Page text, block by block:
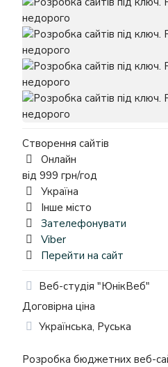
Створення сайтів
Онлайн
від 999 грн/год
Україна
Інше міcто
Зателефонувати
Viber
Перейти на сайт
Веб-студія "ЮнікВеб"
Договірна ціна
Українська, Руська
Розробка бюджетних веб-